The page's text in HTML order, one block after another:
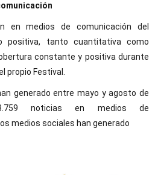
en medios de comunicación del
positiva, tanto cuantitativa como
constante y positiva durante
propio Festival.
generado entre mayo y agosto de
noticias en medios de
medios sociales han generado